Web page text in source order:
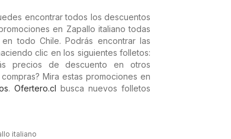
encontrar todos los descuentos
en Zapallo italiano todas
todo Chile. Podrás encontrar las
clic en los siguientes folletos:
precios de descuento en otros
Mira estas promociones en
.Ofertero.cl busca nuevos folletos
italiano